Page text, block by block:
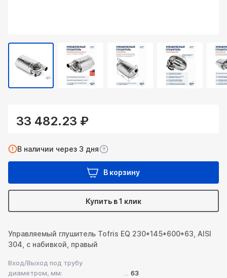
33 482.23 ₽
В наличии через 3 дня
В корзину
Купить в 1 клик
Управляемый глушитель Tofris EQ 230*145*600*63, AISI
304, с набивкой, правый
Вход/Выход под трубу
диаметром, мм:
63